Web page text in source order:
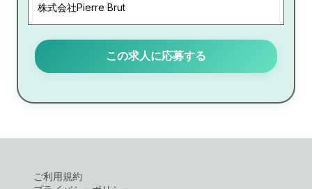
株式会社Pierre Brut
この求人に応募する
ご利用規約